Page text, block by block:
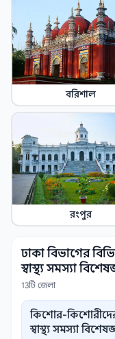
বরিশাল
রংপুর
ঢাকা বিভাগের
স্বাস্থ্য সমস্যা
13টি জেলা
কিশোর-
স্বাস্থ্য সমস্যা